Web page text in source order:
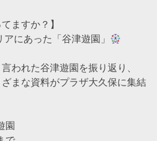
ますか？】
にあった「谷津遊園」
われた谷津遊園を振り返り、
まな資料がプラザ大久保に集結
園